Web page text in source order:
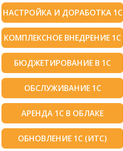
НАСТРОЙКА И ДОРАБОТКА 1С
КОМПЛЕКСНОЕ ВНЕДРЕНИЕ 1С
БЮДЖЕТИРОВАНИЕ В 1С
ОБСЛУЖИВАНИЕ 1С
АРЕНДА 1С В ОБЛАКЕ
ОБНОВЛЕНИЕ 1С (ИТС)